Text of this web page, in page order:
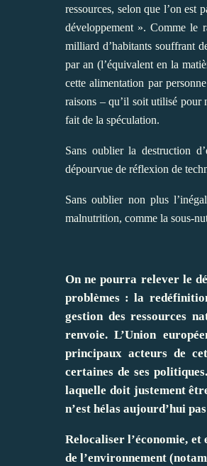
ressources, selon que l’on est
développement ». Comme le
milliard d’habitants souffrant
par an (l’équivalent en la
cette alimentation par
raisons – qu’il soit utilisé
fait de la spéculation.
Sans oublier la destruction
dépourvue de réflexion de
Sans oublier non plus
malnutrition, comme la sous-
On ne pourra relever le
problèmes : la
gestion des ressources
renvoie. L’Union
principaux acteurs de
certaines de ses
laquelle doit justement
n’est hélas aujourd’hui
Relocaliser l’économie,
de l’environnement